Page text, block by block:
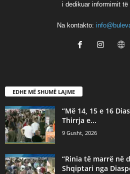
i dedikuar informimit të
Na kontakto:
EDHE MË SHUMË LAJME
“Më 14, 15 e 16
Thirrja e...
9 Gusht, 2026
“Rinia të marrë në
Shqiptari nga